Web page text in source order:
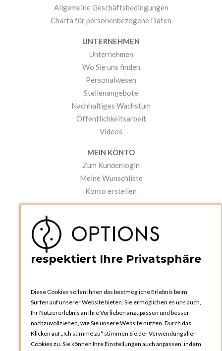
Allgemeine Geschäftsbedingungen
Charta für personenbezogene Daten
UNTERNEHMEN
Unternehmen
Wo Sie uns finden
Personalwesen
Stellenangebote
Nachhaltiges Wachstum
Öffentlichkeitsarbeit
Videos
MEIN KONTO
Zum Kundenlogin
Meine Wunschliste
Konto erstellen
Kataloge und Bestellschein
Bedienungsanleitungen
OPTIONS ZÜRICH
Steinackerstrasse 55,
respektiert Ihre Privatsphäre
Diese Cookies sollen Ihnen das bestmögliche Erlebnis beim
Surfen auf unserer Website bieten. Sie ermöglichen es uns auch,
Ihr Nutzererlebnis an Ihre Vorlieben anzupassen und besser
nachzuvollziehen, wie Sie unsere Website nutzen. Durch das
Klicken auf „Ich stimme zu“ stimmen Sie der Verwendung aller
Cookies zu. Sie können Ihre Einstellungen auch anpassen, indem